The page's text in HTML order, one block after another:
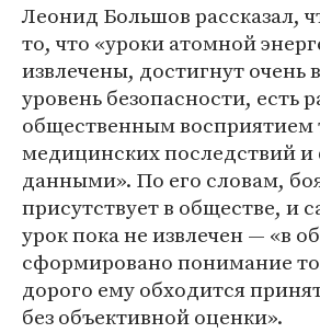
Леонид Большов рассказал,
то, что «уроки атомной
извлечены, достигнут очень
уровень безопасности, есть
общественным восприятием
медицинских последствий
данными». По его словам,
присутствует в обществе, и
урок пока не извлечен — «в
сформировано понимание
дорого ему обходится
без объективной оценки».